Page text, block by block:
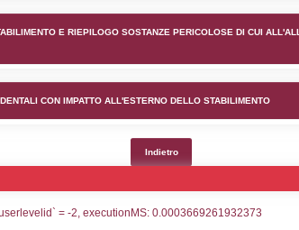
GENERALI SU